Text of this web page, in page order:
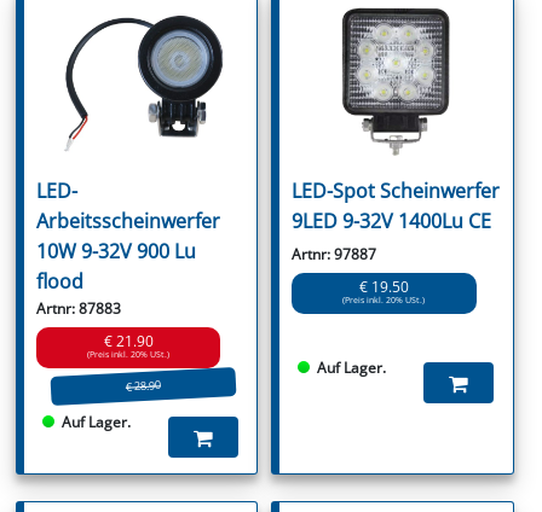
LED-
Arbeitsscheinwerfer
10W 9-32V 900 Lu
flood
Artnr: 87883
€ 21.90
(Preis inkl. 20% USt.)
€ 28.90
Auf Lager.
LED-Spot Scheinwerfer
9LED 9-32V 1400Lu CE
Artnr: 97887
€ 19.50
(Preis inkl. 20% USt.)
Auf Lager.